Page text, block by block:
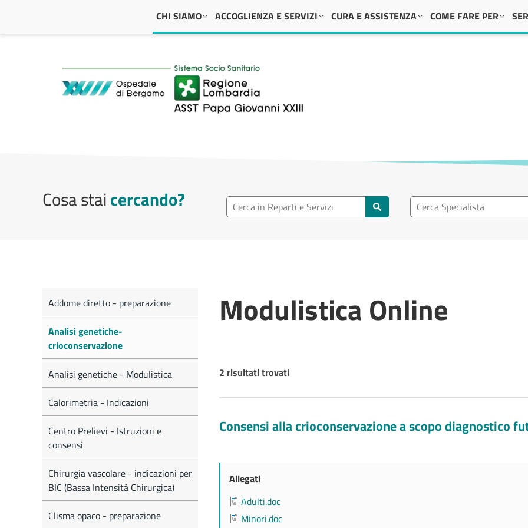
Navigazione principaleCHI SIAMO ACCOGLIENZA E SERVIZI CURA E ASSISTENZA COME FARE PER
ASST Papa Giovanni XXIII
Cosa staicercando? Ricerca reparto Ricerca specialisti
Modulistica Online
2 risultati trovati
Consensi alla crioconservazione a scopo diagnostico
Allegati
Adulti.doc
Minori.doc
Addome diretto - preparazione
Analisi genetiche-
crioconservazione
Analisi genetiche - Modulistica
Calorimetria - Indicazioni
Centro Prelievi - Istruzioni e
consensi
Chirurgia vascolare - indicazioni per
BIC (Bassa Intensità Chirurgica)
Clisma opaco - preparazione